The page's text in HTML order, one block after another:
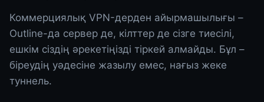
Коммерциялық VPN-дерден айырмашылығы –
Outline-да сервер де, кілттер де сізге тиесілі,
ешкім сіздің әрекетіңізді тіркей алмайды. Бұл –
біреудің уәдесіне жазылу емес, нағыз жеке
туннель.